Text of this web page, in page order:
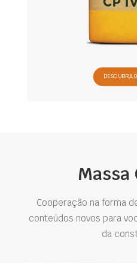
DESCUBRA
Massa
Cooperação na forma
conteúdos novos para
da